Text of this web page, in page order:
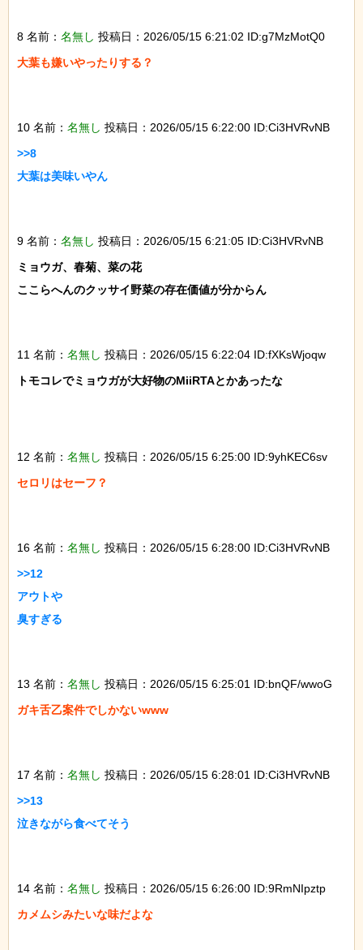
8 名前： 名無し 投稿日：2026/05/15 6:21:02 ID:g7MzMotQ0
大葉も嫌いやったりする？
10 名前： 名無し 投稿日：2026/05/15 6:22:00 ID:Ci3HVRvNB
>>8
大葉は美味いやん
9 名前： 名無し 投稿日：2026/05/15 6:21:05 ID:Ci3HVRvNB
ミョウガ、春菊、菜の花
ここらへんのクッサイ野菜の存在価値が分からん
11 名前： 名無し 投稿日：2026/05/15 6:22:04 ID:fXKsWjoqw
トモコレでミョウガが大好物のMiiRTAとかあったな
12 名前： 名無し 投稿日：2026/05/15 6:25:00 ID:9yhKEC6sv
セロリはセーフ？
16 名前： 名無し 投稿日：2026/05/15 6:28:00 ID:Ci3HVRvNB
>>12
アウトや
臭すぎる
13 名前： 名無し 投稿日：2026/05/15 6:25:01 ID:bnQF/wwoG
ガキ舌乙案件でしかないwww
17 名前： 名無し 投稿日：2026/05/15 6:28:01 ID:Ci3HVRvNB
>>13
泣きながら食べてそう
14 名前： 名無し 投稿日：2026/05/15 6:26:00 ID:9RmNIpztp
カメムシみたいな味だよな